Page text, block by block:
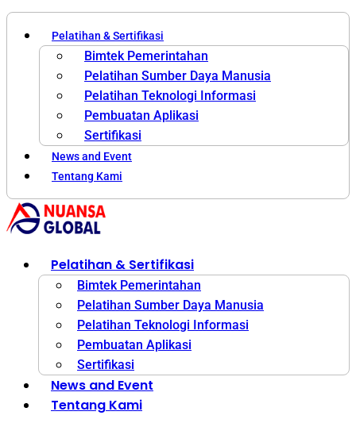
Pelatihan & Sertifikasi
Bimtek Pemerintahan
Pelatihan Sumber Daya Manusia
Pelatihan Teknologi Informasi
Pembuatan Aplikasi
Sertifikasi
News and Event
Tentang Kami
Pelatihan & Sertifikasi
Bimtek Pemerintahan
Pelatihan Sumber Daya Manusia
Pelatihan Teknologi Informasi
Pembuatan Aplikasi
Sertifikasi
News and Event
Tentang Kami